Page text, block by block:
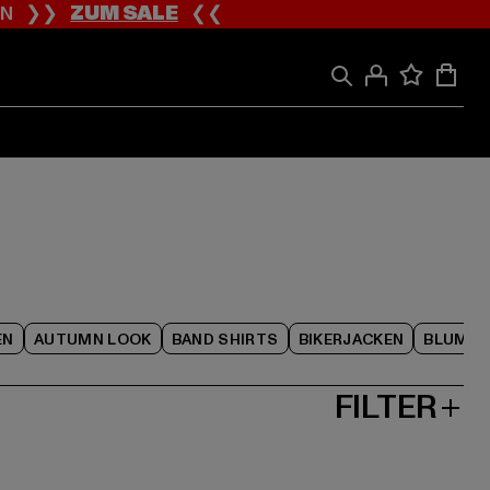
❯❯ZUM SALE❮❮
AUTUMN LOOK BAND SHIRTS BIKERJACKEN
FILTER